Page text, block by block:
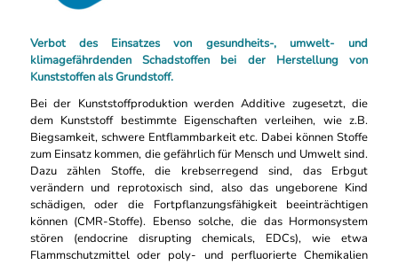
Verbot des Einsatzes von gesundheits-, umwelt- und
klimagefährdenden Schadstoffen bei der Herstellung von
Kunststoffen als Grundstoff.
Bei der Kunststoffproduktion werden Additive zugesetzt, die
dem Kunststoff bestimmte Eigenschaften verleihen, wie z.B.
Biegsamkeit, schwere Entflammbarkeit etc. Dabei können Stoffe
zum Einsatz kommen, die gefährlich für Mensch und Umwelt sind.
Dazu zählen Stoffe, die krebserregend sind, das Erbgut
verändern und reprotoxisch sind, also das ungeborene Kind
schädigen, oder die Fortpflanzungsfähigkeit beeinträchtigen
können (CMR-Stoffe). Ebenso solche, die das Hormonsystem
stören (endocrine disrupting chemicals, EDCs), wie etwa
Flammschutzmittel oder poly- und perfluorierte Chemikalien